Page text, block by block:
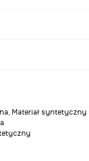
Materiał syntetyczny